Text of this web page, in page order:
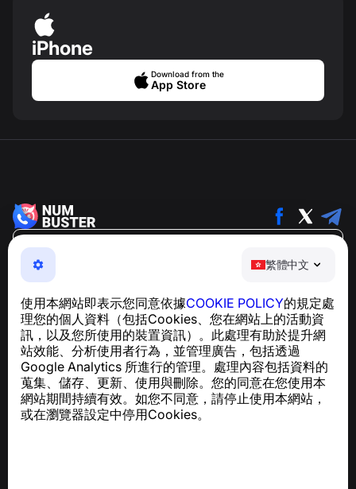
繁體中文
使用本網站即表示您同意依據COOKIE POLICY的規定處
理您的個人資料（包括Cookies、您在網站上的活動資
訊，以及您所使用的裝置資訊）。此處理有助於提升網
站效能、分析使用者行為，並管理廣告，包括透過
Google Analytics 所進行的管理。處理內容包括資料的
蒐集、儲存、更新、使用與刪除。您的同意在您使用本
網站期間持續有效。如您不同意，請停止使用本網站，
或在瀏覽器設定中停用Cookies。
iPhone
Download from the
App Store
NumBuster © 2013—2026 ·
support@numbuster.com
及騷擾內容
關於 GDPR 合規的諮詢：support@numbuster.com
說明中心
新聞與文章
關於專案
聯絡方式